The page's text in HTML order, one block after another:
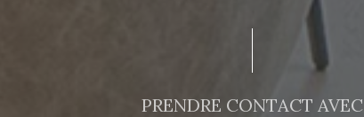
PRENDRE CONTACT AVEC